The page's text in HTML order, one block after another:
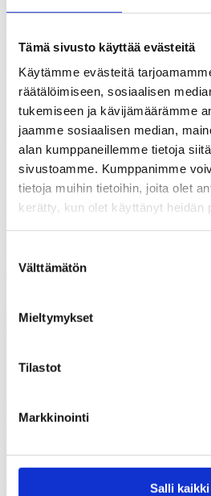
Tämä sivusto käyttää evästeitä
Käytämme evästeitä
räätälöimiseen, sosiaalisen
tukemiseen ja kävijämäärämme
jaamme sosiaalisen median,
alan kumppaneillemme tietoja
sivustoamme. Kumppanimme
tietoja muihin tietoihin, joita olet
kerätty, kun olet käyttänyt heidän
valinta
Välttämätön
Mieltymykset
Tilastot
Markkinointi
Salli kaikki
Lisätietoja:
tutkimusasiamies Veli Pelkonen,
Jaa
Jaa artikkeli
Share on LinkedIn
näistä